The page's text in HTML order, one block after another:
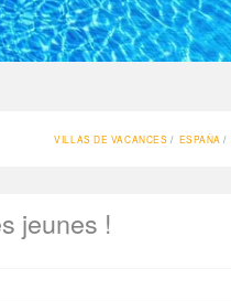
VILLAS DE VACANCES ESPAÑA
jeunes !